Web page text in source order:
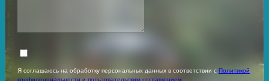
Я соглашаюсь на обработку персональных данных в соответствии с Политикой
конфиденциальности и пользовательским соглашением.